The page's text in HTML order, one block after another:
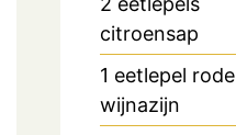
citroensap
1 eetlepel rode
wijnazijn